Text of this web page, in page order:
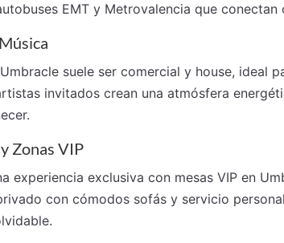
EMT y Metrovalencia que
suele ser comercial y house, ideal
invitados crean una atmósfera
Zonas VIP
experiencia exclusiva con mesas VIP en
con cómodos sofás y servicio